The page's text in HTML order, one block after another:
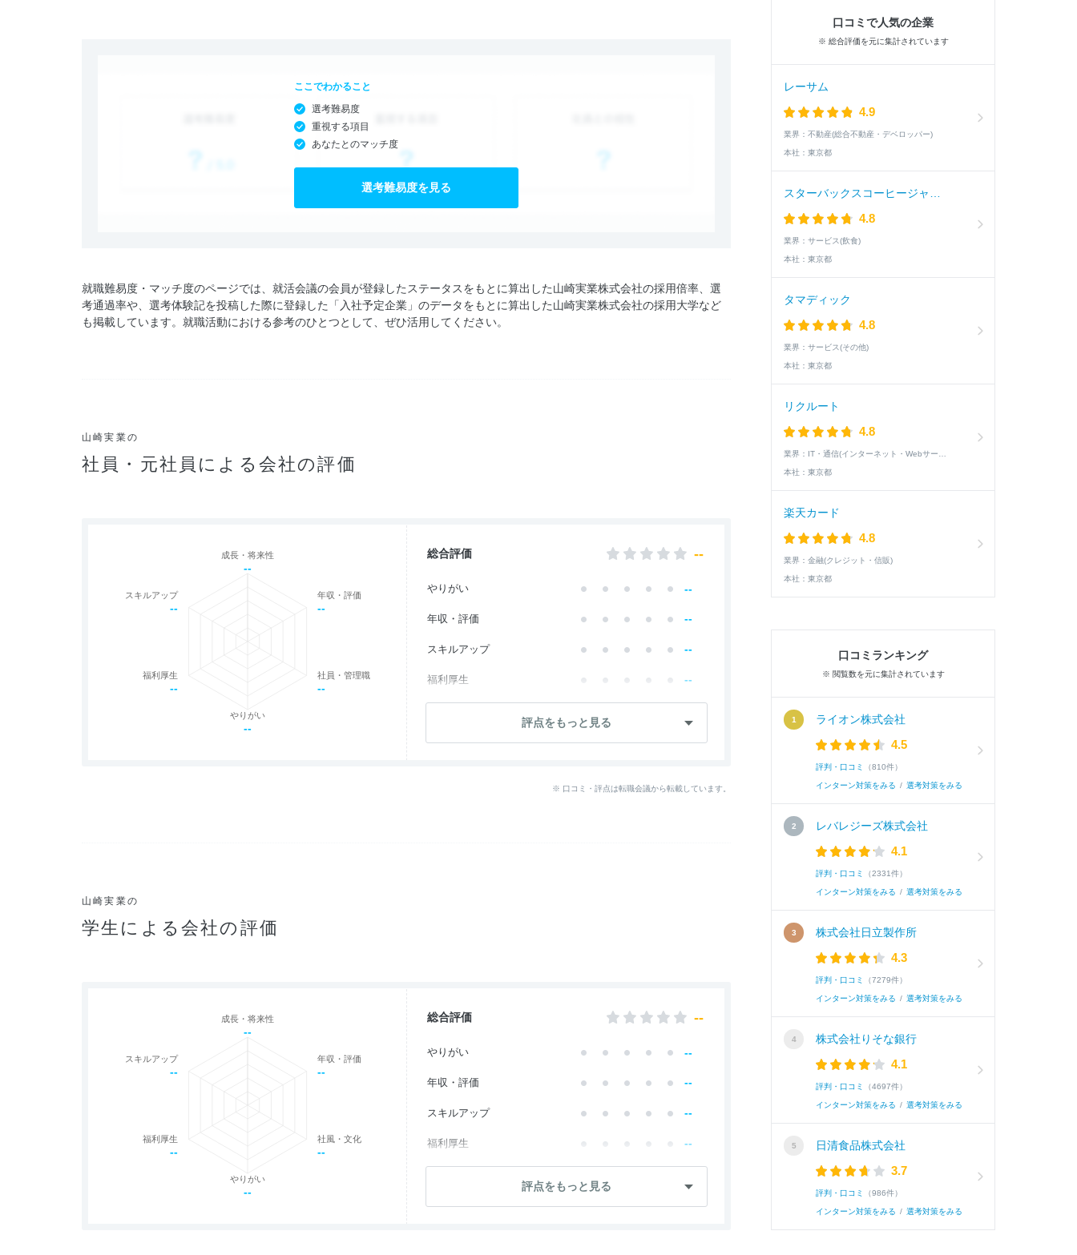
ここでわかること
選考難易度
重視する項目
あなたとのマッチ度
選考難易度を見る
就職難易度・マッチ度のページでは、就活会議の会員が登録したステータスをもとに算出した山崎実業株式会社の採用倍率、選
考通過率や、選考体験記を投稿した際に登録した「入社予定企業」のデータをもとに算出した山崎実業株式会社の採用大学など
も掲載しています。就職活動における参考のひとつとして、ぜひ活用してください。
山崎実業の
社員・元社員による会社の評価
評点をもっと見る
成長・将来性
--
年収・評価
--
社員・管理職
--
やりがい
--
福利厚生
--
スキルアップ
--
総合評価 --
やりがい --
年収・評価 --
スキルアップ --
福利厚生 --
社員・管理職 --
※ 口コミ・評点は転職会議から転載しています。
山崎実業の
学生による会社の評価
評点をもっと見る
成長・将来性
--
年収・評価
--
社風・文化
--
やりがい
--
福利厚生
--
スキルアップ
--
総合評価 --
やりがい --
年収・評価 --
スキルアップ --
福利厚生 --
社員・管理職 --
口コミで人気の企業
※ 総合評価を元に集計されています
レーサム
4.9
業界： 不動産(総合不動産・デベロッパー)
本社： 東京都
4.8
業界： サービス(飲食)
本社： 東京都
タマディック
4.8
業界： サービス(その他)
本社： 東京都
リクルート
4.8
業界：
本社： 東京都
楽天カード
4.8
業界： 金融(クレジット・信販)
本社： 東京都
口コミランキング
※ 閲覧数を元に集計されています
ライオン株式会社
4.5
評判・口コミ （810件）
インターン対策をみる / 選考対策をみる
レバレジーズ株式会社
4.1
評判・口コミ （2331件）
インターン対策をみる / 選考対策をみる
株式会社日立製作所
4.3
評判・口コミ （7279件）
インターン対策をみる / 選考対策をみる
株式会社りそな銀行
4.1
評判・口コミ （4697件）
インターン対策をみる / 選考対策をみる
日清食品株式会社
3.7
評判・口コミ （986件）
インターン対策をみる / 選考対策をみる